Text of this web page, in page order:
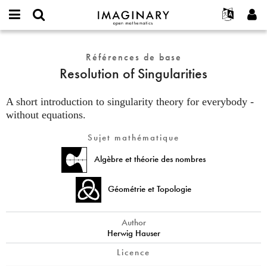
IMAGINARY
open
Français
Deutsch
Español
Programmes
Galeries
Interactif
Textes
Expositions
Projets
Participer
*
Créer un nouveau compte
Demander un nouveau mot de passe
Singularities
Références de base
Resolution of Singularities
A short introduction to singularity theory for everybody -
without equations.
Sujet mathématique
Algèbre et théorie des nombres
Géométrie et Topologie
Author
Herwig Hauser
Licence